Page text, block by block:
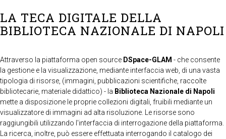
LA TECA DIGITALE DELLA
BIBLIOTECA NAZIONALE DI NAPOLI
Attraverso la piattaforma open source DSpace-GLAM - che consente
la gestione e la visualizzazione, mediante interfaccia web, di una vasta
tipologia di risorse, (immagini, pubblicazioni scientifiche, raccolte
bibliotecarie, materiale didattico) - la Biblioteca Nazionale di Napoli
mette a disposizione le proprie collezioni digitali, fruibili mediante un
visualizzatore di immagini ad alta risoluzione. Le risorse sono
raggiungibili utilizzando l'interfaccia di interrogazione della piattaforma.
La ricerca, inoltre, può essere effettuata interrogando il catalogo dei